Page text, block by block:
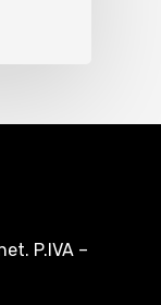
P.IVA –